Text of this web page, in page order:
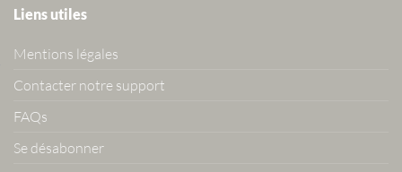
Liens utiles
Mentions légales
Contacter notre support
FAQs
Se désabonner